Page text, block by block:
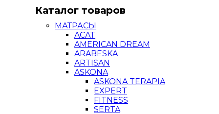
Каталог товаров
МАТРАСЫ
ACAT
AMERICAN DREAM
ARABESKA
ARTISAN
ASKONA
ASKONA TERAPIA
EXPERT
FITNESS
SERTA